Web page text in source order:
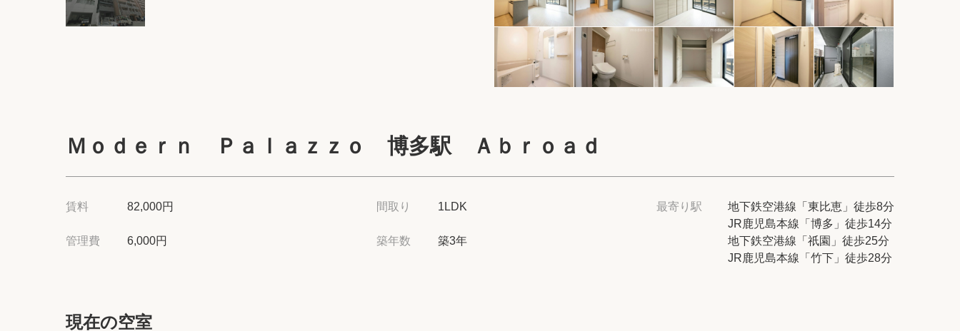
店舗・スタッフ紹介
希望条件を伝えてプロに探してもらう
各種お問い合わせ
modern classについて
会社概要
クッキーポリシー
Ｍｏｄｅｒｎ Ｐａｌａｚｚｏ 博多駅 Ａｂｒｏａｄ
賃料 82,000円 間取り 1LDK
管理費 6,000円 築年数 築3年
最寄り駅
地下鉄空港線「東比恵」徒歩8分
JR鹿児島本線「博多」徒歩14分
地下鉄空港線「祇園」徒歩25分
JR鹿児島本線「竹下」徒歩28分
現在の空室